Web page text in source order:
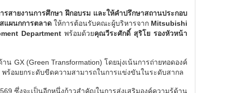
สายงานการศึกษา ฝึกอบรม และให้คำปรึกษาสถานประกอบ
แผนกการตลาดให้การต้อนรับคณะผู้บริหารจาก Mitsubishi
Departmentพร้อมด้วยคุณวีระศักดิ์ สุริโย รองหัวหน้า
GX (Green Transformation) โดยมุ่งเน้นการถ่ายทอดองค์
ร้อมยกระดับขีดความสามารถในการแข่งขันในระดับสากล
ซึ่งจะเป็นอีกหนึ่งก้าวสำคัญในการส่งเสริมองค์ความรู้ด้าน